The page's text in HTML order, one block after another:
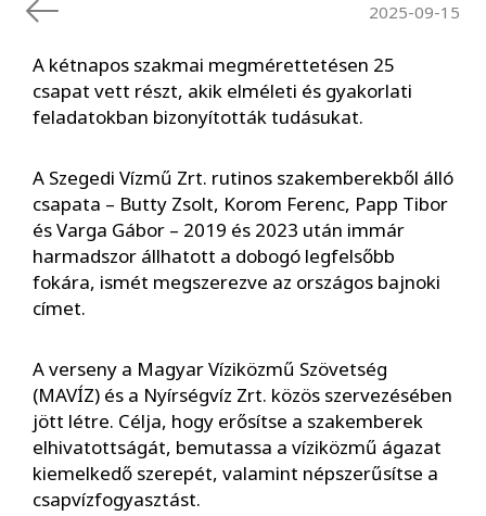
2025-09-15
A kétnapos szakmai megmérettetésen 25
csapat vett részt, akik elméleti és gyakorlati
feladatokban bizonyították tudásukat.
A Szegedi Vízmű Zrt. rutinos szakemberekből álló
csapata – Butty Zsolt, Korom Ferenc, Papp Tibor
és Varga Gábor – 2019 és 2023 után immár
harmadszor állhatott a dobogó legfelsőbb
fokára, ismét megszerezve az országos bajnoki
címet.
A verseny a Magyar Víziközmű Szövetség
(MAVÍZ) és a Nyírségvíz Zrt. közös szervezésében
jött létre. Célja, hogy erősítse a szakemberek
elhivatottságát, bemutassa a víziközmű ágazat
kiemelkedő szerepét, valamint népszerűsítse a
csapvízfogyasztást.